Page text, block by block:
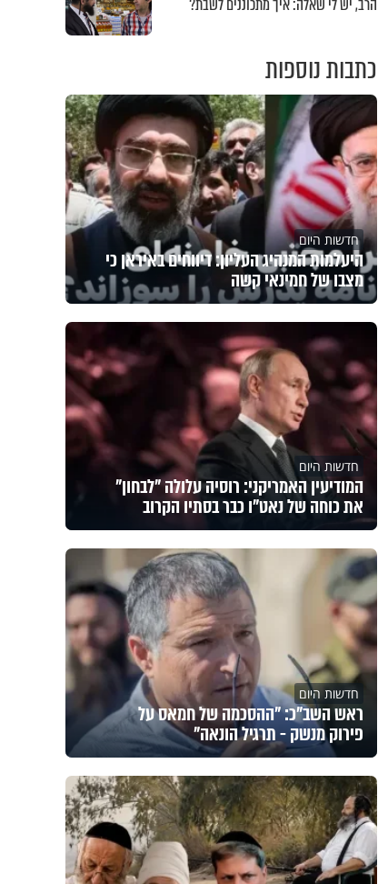
הרב, יש לי שאלה: איך מתכוננים לשבת?
כתבות נוספות
חדשות היום
היעלמות המנהיג העליון: דיווחים באיראן כי
מצבו של חמינאי קשה
חדשות היום
המודיעין האמריקני: רוסיה עלולה "לבחון"
את כוחה של נאט"ו כבר בסתיו הקרוב
חדשות היום
ראש השב"כ: "ההסכמה של חמאס על
פירוק מנשק - תרגיל הונאה"